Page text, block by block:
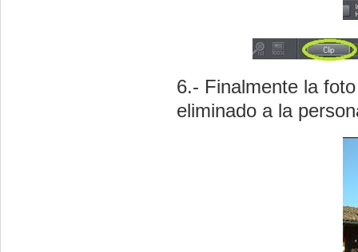
6.- Finalmente la
eliminado a la